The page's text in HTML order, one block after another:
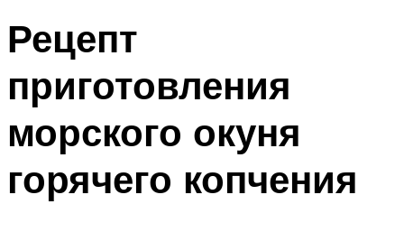
Рецепт
приготовления
морского окуня
горячего копчения